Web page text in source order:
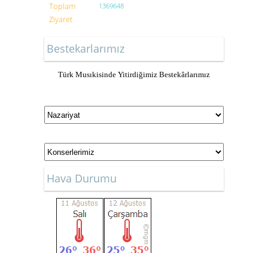
Toplam
Ziyaret
1369648
Bestekarlarımız
Türk Musıkisinde Yitirdiğimiz Bestekârlarımız
Hava Durumu